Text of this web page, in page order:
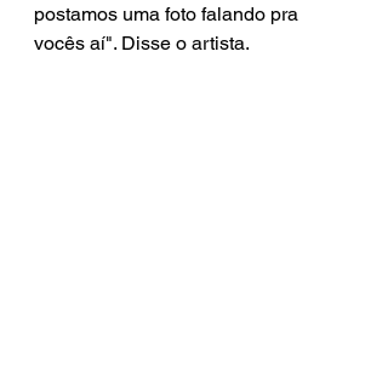
postamos uma foto falando pra
vocês aí". Disse o artista.